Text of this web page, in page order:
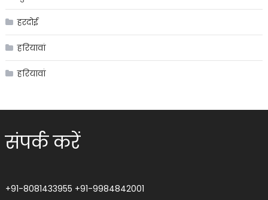
हरदोई
हरियावां
हरियावां
संपर्क करें
+91-8081433955 +91-9984842001